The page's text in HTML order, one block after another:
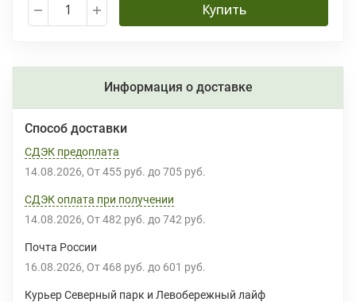
Купить
Информация о доставке
Способ доставки
СДЭК предоплата
14.08.2026 От 455 руб. до 705 руб.
СДЭК оплата при получении
14.08.2026 От 482 руб. до 742 руб.
Почта России
16.08.2026 От 468 руб. до 601 руб.
Курьер Северный парк и Левобережный лайф